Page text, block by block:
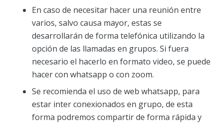
En caso de necesitar hacer una reunión entre
varios, salvo causa mayor, estas se
desarrollarán de forma telefónica utilizando la
opción de las llamadas en grupos. Si fuera
necesario el hacerlo en formato video, se puede
hacer con whatsapp o con zoom.
Se recomienda el uso de web whatsapp, para
estar inter conexionados en grupo, de esta
forma podremos compartir de forma rápida y